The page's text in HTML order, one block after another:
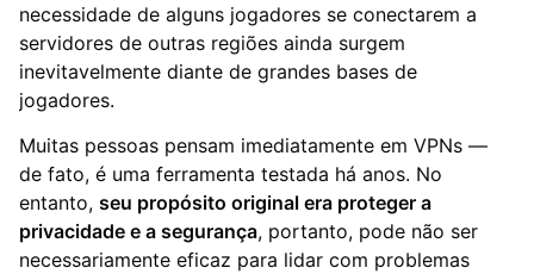
necessidade de alguns jogadores se conectarem a
servidores de outras regiões ainda surgem
inevitavelmente diante de grandes bases de
jogadores.
Muitas pessoas pensam imediatamente em VPNs —
de fato, é uma ferramenta testada há anos. No
entanto, seu propósito original era proteger a
privacidade e a segurança, portanto, pode não ser
necessariamente eficaz para lidar com problemas